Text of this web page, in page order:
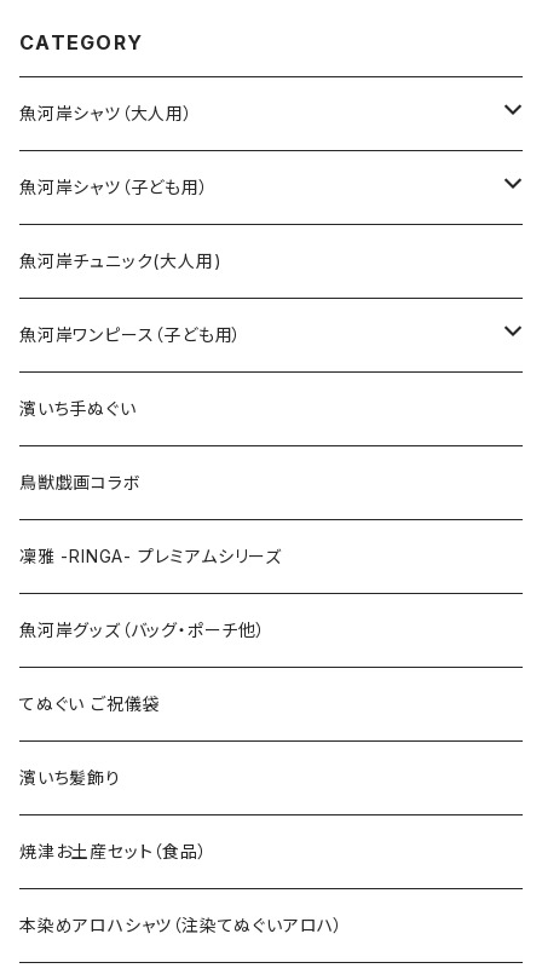
CATEGORY
魚河岸シャツ（大人用）
SSサイズ
Sサイズ
Mサイズ
Lサイズ
LLサイズ
特大3Lサイズ
魚河岸シャツ（子ども用）
90cm
100cm
110cm
120cm
130cm
上下セット
魚河岸チュニック(大人用)
魚河岸ワンピース（子ども用）
100cm
120cm
濱いち手ぬぐい
鳥獣戯画コラボ
凜雅 -RINGA- プレミアムシリーズ
魚河岸グッズ（バッグ・ポーチ他）
てぬぐい ご祝儀袋
濱いち髪飾り
焼津お土産セット（食品）
本染めアロハシャツ（注染てぬぐいアロハ）